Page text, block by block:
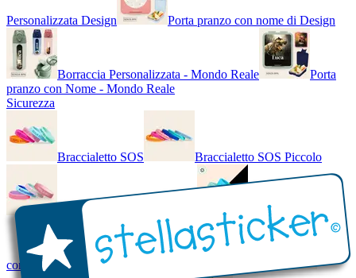
Personalizzata Design Porta pranzo con nome di Design
Borraccia Personalizzata - Mondo Reale
Porta
pranzo con Nome - Mondo Reale
Sicurezza
Braccialetto SOS Braccialetto SOS Piccolo
Braccialetto SOS - Bicolore Braccialetto SOS
con Nome - Luminoso